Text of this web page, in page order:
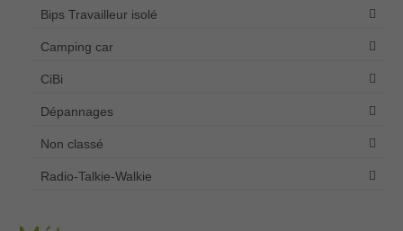
Bips Travailleur isolé
Camping car
CiBi
Dépannages
Non classé
Radio-Talkie-Walkie